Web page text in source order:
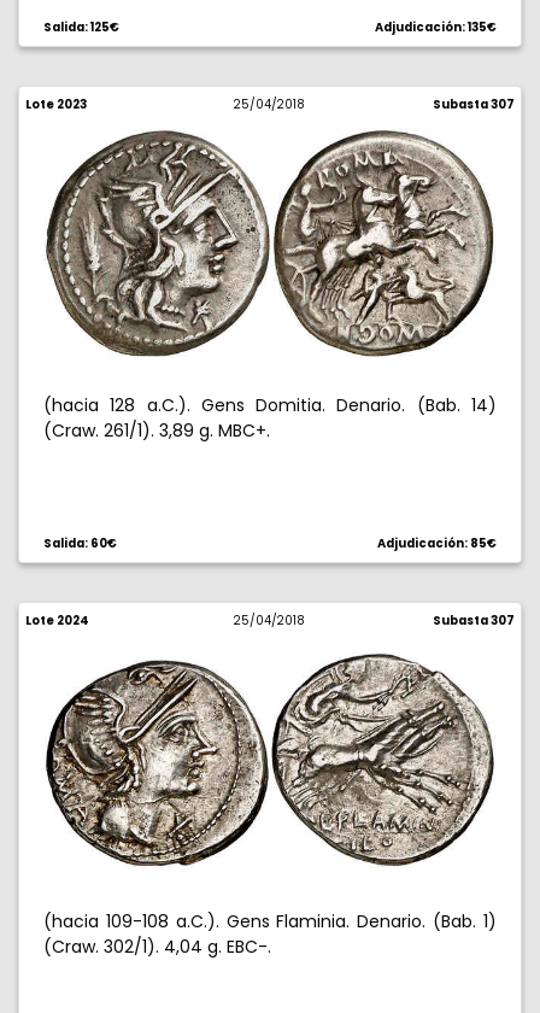
Salida: 125€ Adjudicación: 135€
Lote 2023 25/04/2018 Subasta 307
(hacia 128 a.C.). Gens Domitia. Denario. (Bab. 14)
(Craw. 261/1). 3,89 g. MBC+.
Salida: 60€ Adjudicación: 85€
Lote 2024 25/04/2018 Subasta 307
(hacia 109-108 a.C.). Gens Flaminia. Denario. (Bab. 1)
(Craw. 302/1). 4,04 g. EBC-.